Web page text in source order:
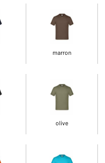
marron
olive